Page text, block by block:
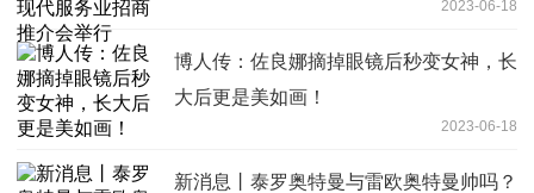
2023-06-18
博人传：佐良娜摘掉眼镜后秒变女神，长
大后更是美如画！
2023-06-18
新消息丨泰罗奥特曼与雷欧奥特曼帅吗？